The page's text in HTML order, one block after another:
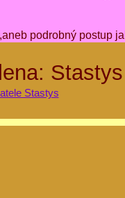
podrobný postup
Stastys
Stastys